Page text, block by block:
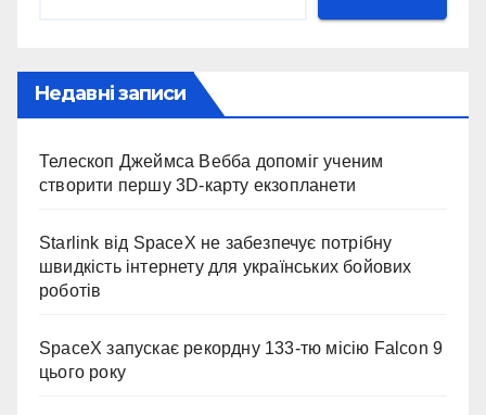
Недавні записи
Телескоп Джеймса Вебба допоміг ученим
створити першу 3D-карту екзопланети
Starlink від SpaceX не забезпечує потрібну
швидкість інтернету для українських бойових
роботів
SpaceX запускає рекордну 133-тю місію Falcon 9
цього року